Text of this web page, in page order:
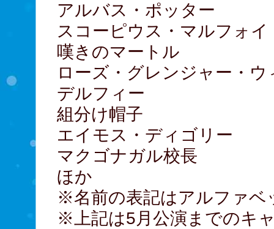
アルバス・ポッ
スコーピウス・マル
嘆きのマート
ローズ・グレンジャー・
デルフィー 宝
組分け帽子
エイモス・ディ
マクゴナガル校
ほか
※名前の表記はアルファベ
※上記は5月公演までのキ